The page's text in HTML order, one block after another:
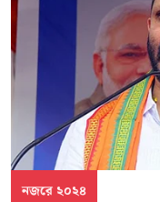
নজরে ২০২৪